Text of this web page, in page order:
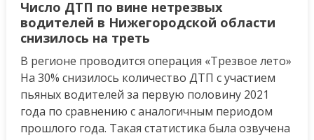
Число ДТП по вине нетрезвых
водителей в Нижегородской области
снизилось на треть
В регионе проводится операция «Трезвое лето»
На 30% снизилось количество ДТП с участием
пьяных водителей за первую половину 2021
года по сравнению с аналогичным периодом
прошлого года. Такая статистика была озвучена